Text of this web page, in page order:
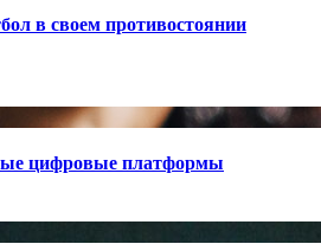
в своем противостоянии
цифровые платформы